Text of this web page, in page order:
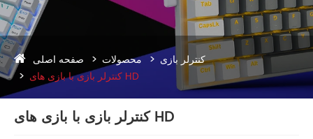
صفحه اصلی محصولات
کنترلر بازی
کنترلر بازی با بازی های HD
کنترلر بازی با بازی های HD